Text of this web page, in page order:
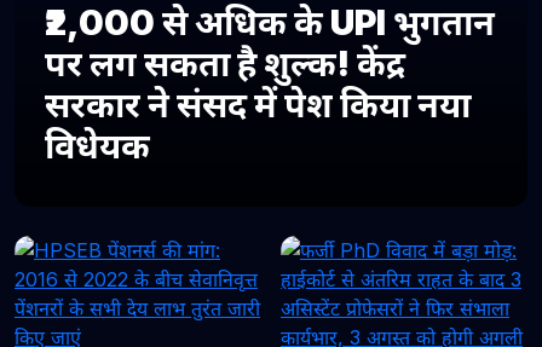
₹2,000 से अधिक के UPI भुगतान
पर लग सकता है शुल्क! केंद्र
सरकार ने संसद में पेश किया नया
विधेयक